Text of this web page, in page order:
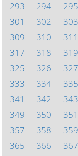
293
294 295
301
302 303
309
310 311
317
318 319
325
326 327
333
334 335
341
342 343
349
350 351
357
358 359
365
366 367